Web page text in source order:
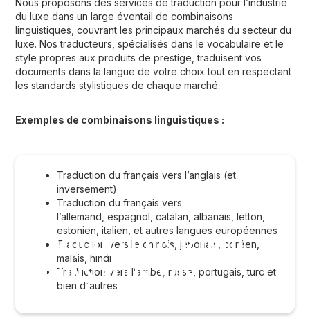
Nous proposons des services de traduction pour l’industrie
du luxe dans un large éventail de combinaisons
linguistiques, couvrant les principaux marchés du secteur du
luxe. Nos traducteurs, spécialisés dans le vocabulaire et le
style propres aux produits de prestige, traduisent vos
documents dans la langue de votre choix tout en respectant
les standards stylistiques de chaque marché.
Exemples de combinaisons linguistiques :
Traduction du français vers l’anglais (et
inversement)
Traduction du français vers
l’allemand, espagnol, catalan, albanais, letton,
estonien, italien, et autres langues européennes
Traduction vers le chinois, japonais, coréen,
malais, hindi
Traduction vers l’arabe, russe, portugais, turc et
bien d'autres
POURQUOI CHOISIR INTO-
NATIONS POUR VOS
TRADUCTIONS DANS